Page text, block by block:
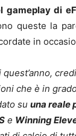
gameplay di
queste la
in
che è in
su una reale
e Winning